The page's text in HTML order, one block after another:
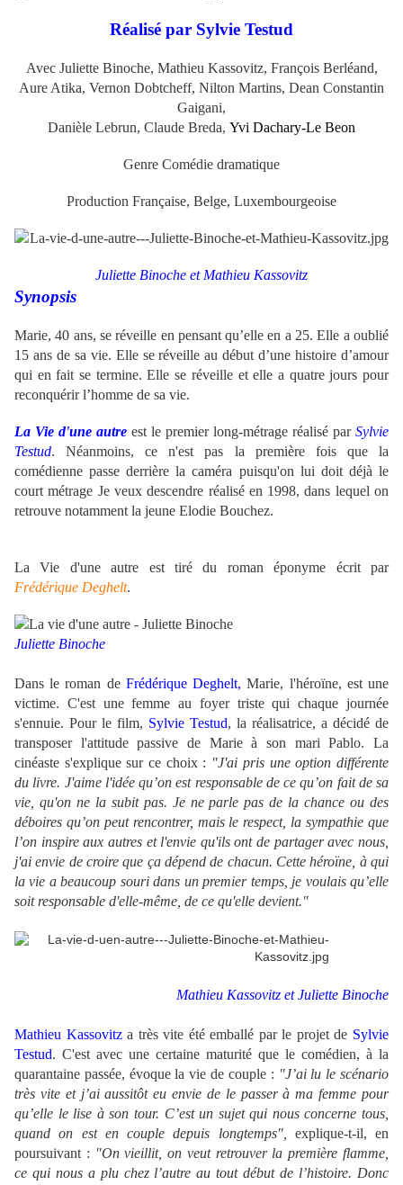
Réalisé par Sylvie Testud
Avec Juliette Binoche, Mathieu Kassovitz, François Berléand,
Aure Atika, Vernon Dobtcheff, Nilton Martins, Dean Constantin
Gaigani,
Danièle Lebrun, Claude Breda, Yvi Dachary-Le Beon
Genre Comédie dramatique
Production Française, Belge, Luxembourgeoise
Juliette Binoche et Mathieu Kassovitz
Synopsis
Marie, 40 ans, se réveille en pensant qu’elle en a 25. Elle a oublié
15 ans de sa vie. Elle se réveille au début d’une histoire d’amour
qui en fait se termine. Elle se réveille et elle a quatre jours pour
reconquérir l’homme de sa vie.
La Vie d'une autre est le premier long-métrage réalisé par Sylvie
Testud. Néanmoins, ce n'est pas la première fois que la
comédienne passe derrière la caméra puisqu'on lui doit déjà le
court métrage Je veux descendre réalisé en 1998, dans lequel on
retrouve notamment la jeune Elodie Bouchez.
La Vie d'une autre est tiré du roman éponyme écrit par
Frédérique Deghelt.
Juliette Binoche
Dans le roman de Frédérique Deghelt, Marie, l'héroïne, est une
victime. C'est une femme au foyer triste qui chaque journée
s'ennuie. Pour le film, Sylvie Testud, la réalisatrice, a décidé de
transposer l'attitude passive de Marie à son mari Pablo. La
cinéaste s'explique sur ce choix : "J'ai pris une option différente
du livre. J'aime l'idée qu’on est responsable de ce qu’on fait de sa
vie, qu'on ne la subit pas. Je ne parle pas de la chance ou des
déboires qu’on peut rencontrer, mais le respect, la sympathie que
l’on inspire aux autres et l'envie qu'ils ont de partager avec nous,
j'ai envie de croire que ça dépend de chacun. Cette héroïne, à qui
la vie a beaucoup souri dans un premier temps, je voulais qu’elle
soit responsable d'elle-même, de ce qu'elle devient."
Mathieu Kassovitz et Juliette Binoche
Mathieu Kassovitza très vite été emballé par le projet de Sylvie
Testud. C'est avec une certaine maturité que le comédien, à la
quarantaine passée, évoque la vie de couple : "J’ai lu le scénario
très vite et j’ai aussitôt eu envie de le passer à ma femme pour
qu’elle le lise à son tour. C’est un sujet qui nous concerne tous,
quand on est en couple depuis longtemps",
explique-t-il, en
poursuivant : "On vieillit, on veut retrouver la première flamme,
ce qui nous a plu chez l’autre au tout début de l’histoire. Donc